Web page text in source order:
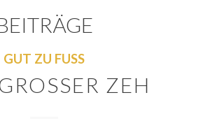
GUT ZU FUSS
ZEH